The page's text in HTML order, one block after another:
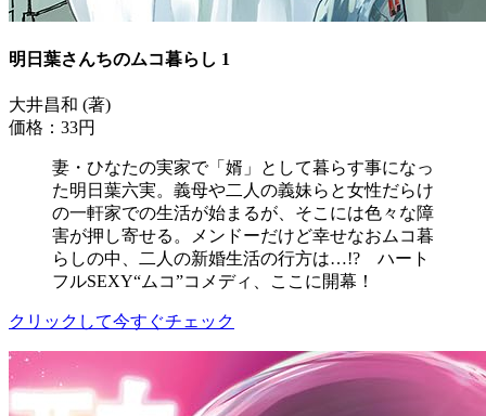
明日葉さんちのムコ暮らし 1
大井昌和 (著)
価格：33円
妻・ひなたの実家で「婿」として暮らす事になっ
た明日葉六実。義母や二人の義妹らと女性だらけ
の一軒家での生活が始まるが、そこには色々な障
害が押し寄せる。メンドーだけど幸せなおムコ暮
らしの中、二人の新婚生活の行方は…!? ハート
フルSEXY“ムコ”コメディ、ここに開幕！
クリックして今すぐチェック